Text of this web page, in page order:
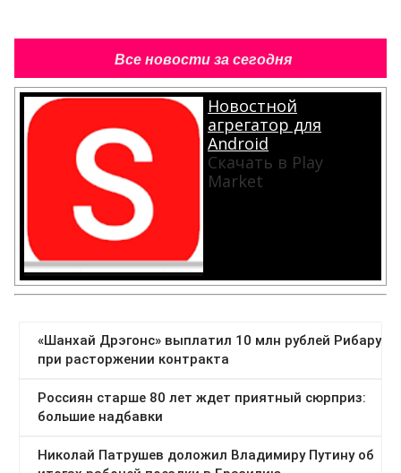
Все новости за сегодня
Новостной
агрегатор для
Android
Скачать в Play
Market